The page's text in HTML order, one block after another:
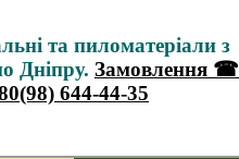
та пиломатеріали з
Дніпру. Замовлення ☎
644-44-35